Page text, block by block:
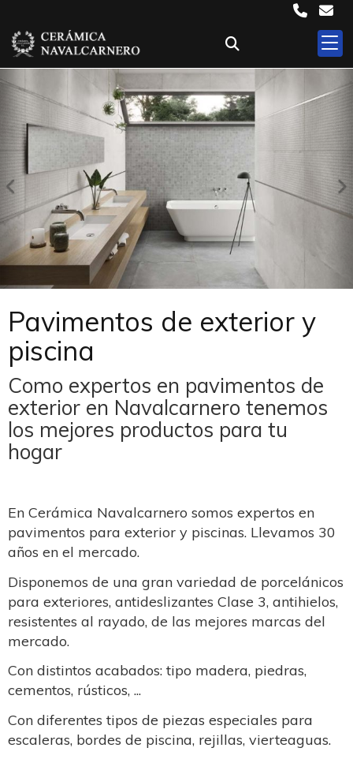
Pavimentos de exterior y
piscina
Como expertos en pavimentos de
exterior en Navalcarnero tenemos
los mejores productos para tu
hogar
En Cerámica Navalcarnero somos expertos en
pavimentos para exterior y piscinas. Llevamos 30
años en el mercado.
Disponemos de una gran variedad de porcelánicos
para exteriores, antideslizantes Clase 3, antihielos,
resistentes al rayado, de las mejores marcas del
mercado.
Con distintos acabados: tipo madera, piedras,
cementos, rústicos, ...
Con diferentes tipos de piezas especiales para
escaleras, bordes de piscina, rejillas, vierteaguas.